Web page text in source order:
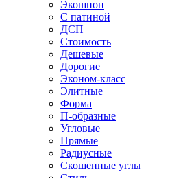
Экошпон
С патиной
ДСП
Стоимость
Дешевые
Дорогие
Эконом-класс
Элитные
Форма
П-образные
Угловые
Прямые
Радиусные
Скошенные углы